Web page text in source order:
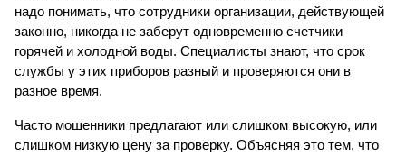
надо понимать, что сотрудники организации, действующей
законно, никогда не заберут одновременно счетчики
горячей и холодной воды. Специалисты знают, что срок
службы у этих приборов разный и проверяются они в
разное время.
Часто мошенники предлагают или слишком высокую, или
слишком низкую цену за проверку. Объясняя это тем, что